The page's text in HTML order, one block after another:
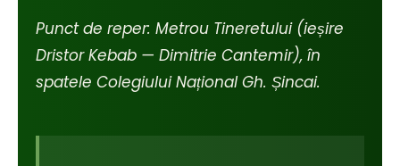
Punct de reper: Metrou Tineretului (ieșire
Dristor Kebab — Dimitrie Cantemir), în
spatele Colegiului Național Gh. Șincai.